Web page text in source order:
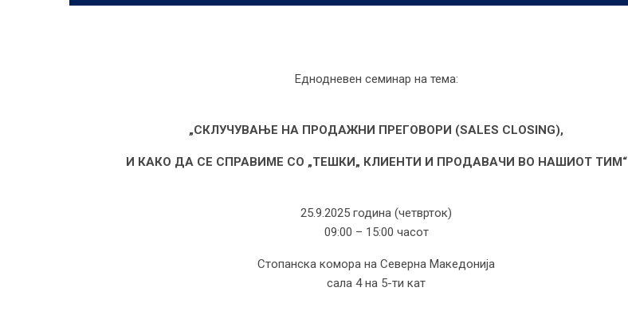
Еднодневен семинар на тема:
„СКЛУЧУВАЊЕ НА ПРОДАЖНИ ПРЕГОВОРИ (SALES CLOSING),
И КАКО ДА СЕ СПРАВИМЕ СО „ТЕШКИ„ КЛИЕНТИ И ПРОДАВАЧИ ВО НАШИОТ ТИМ“
25.9.2025 година (четврток)
09:00 – 15:00 часот
Стопанска комора на Северна Македонија
сала 4 на 5-ти кат